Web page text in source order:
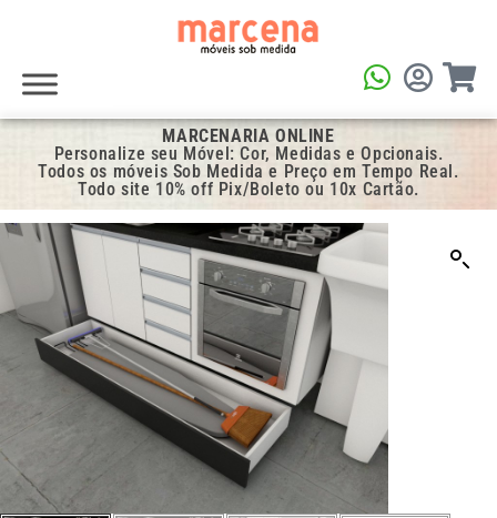
MARCENARIA ONLINE
Personalize seu Móvel: Cor, Medidas e Opcionais.
Todos os móveis Sob Medida e Preço em Tempo Real.
Todo site 10% off Pix/Boleto ou 10x Cartão.